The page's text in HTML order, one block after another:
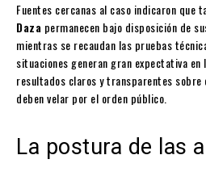
Fuentes cercanas al caso indicaron que
Daza permanecen bajo disposición de
mientras se recaudan las pruebas
situaciones generan gran expectativa en
resultados claros y transparentes
deben velar por el orden público.
La postura de las